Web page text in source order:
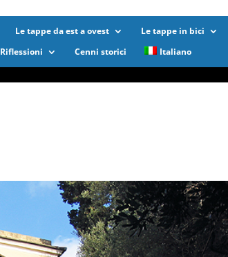
Le tappe da est a ovest Le tappe in bici
Riflessioni Cenni storici Italiano